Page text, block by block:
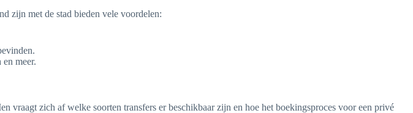
zijn met de stad bieden vele voordelen:
meer.
zich af welke soorten transfers er beschikbaar zijn en hoe het boekingsproces voor een privé